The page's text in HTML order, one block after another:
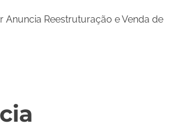
Anuncia Reestruturação e Venda de